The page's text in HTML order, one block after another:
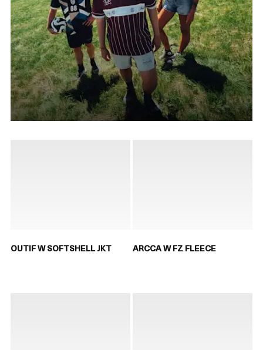
OUTIF W SOFTSHELL JKT ARCCA W FZ FLEECE